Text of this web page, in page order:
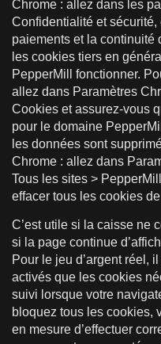
Chrome : allez dans les
Confidentialité et
paiements et la continuité
les cookies tiers en
PepperMill fonctionner.
allez dans Paramètres
Cookies et assurez-vous
pour le domaine
les données sont
Chrome : allez dans
Tous les sites >
effacer tous les cookies
C’est utile si la caisse ne
si la page continue
Pour le jeu d’argent réel,
activés que les cookies
suivi lorsque votre
bloquez tous les cookies,
en mesure d’effectuer